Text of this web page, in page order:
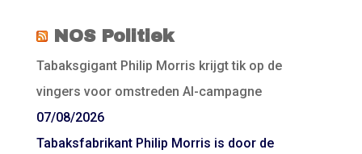
NOS Politiek
Tabaksgigant Philip Morris krijgt tik op de
vingers voor omstreden AI-campagne
07/08/2026
Tabaksfabrikant Philip Morris is door de